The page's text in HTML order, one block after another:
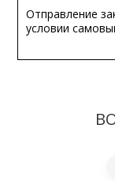
Отправление
условии